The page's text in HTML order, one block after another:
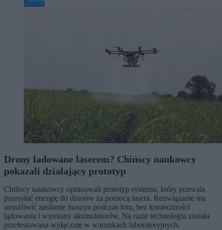
Nauka
Drony ładowane laserem? Chińscy naukowcy
pokazali działający prototyp
Chińscy naukowcy opracowali prototyp systemu, który pozwala
przesyłać energię do dronów za pomocą lasera. Rozwiązanie ma
umożliwić zasilanie maszyn podczas lotu, bez konieczności
lądowania i wymiany akumulatorów. Na razie technologia została
przetestowana wyłącznie w warunkach laboratoryjnych.